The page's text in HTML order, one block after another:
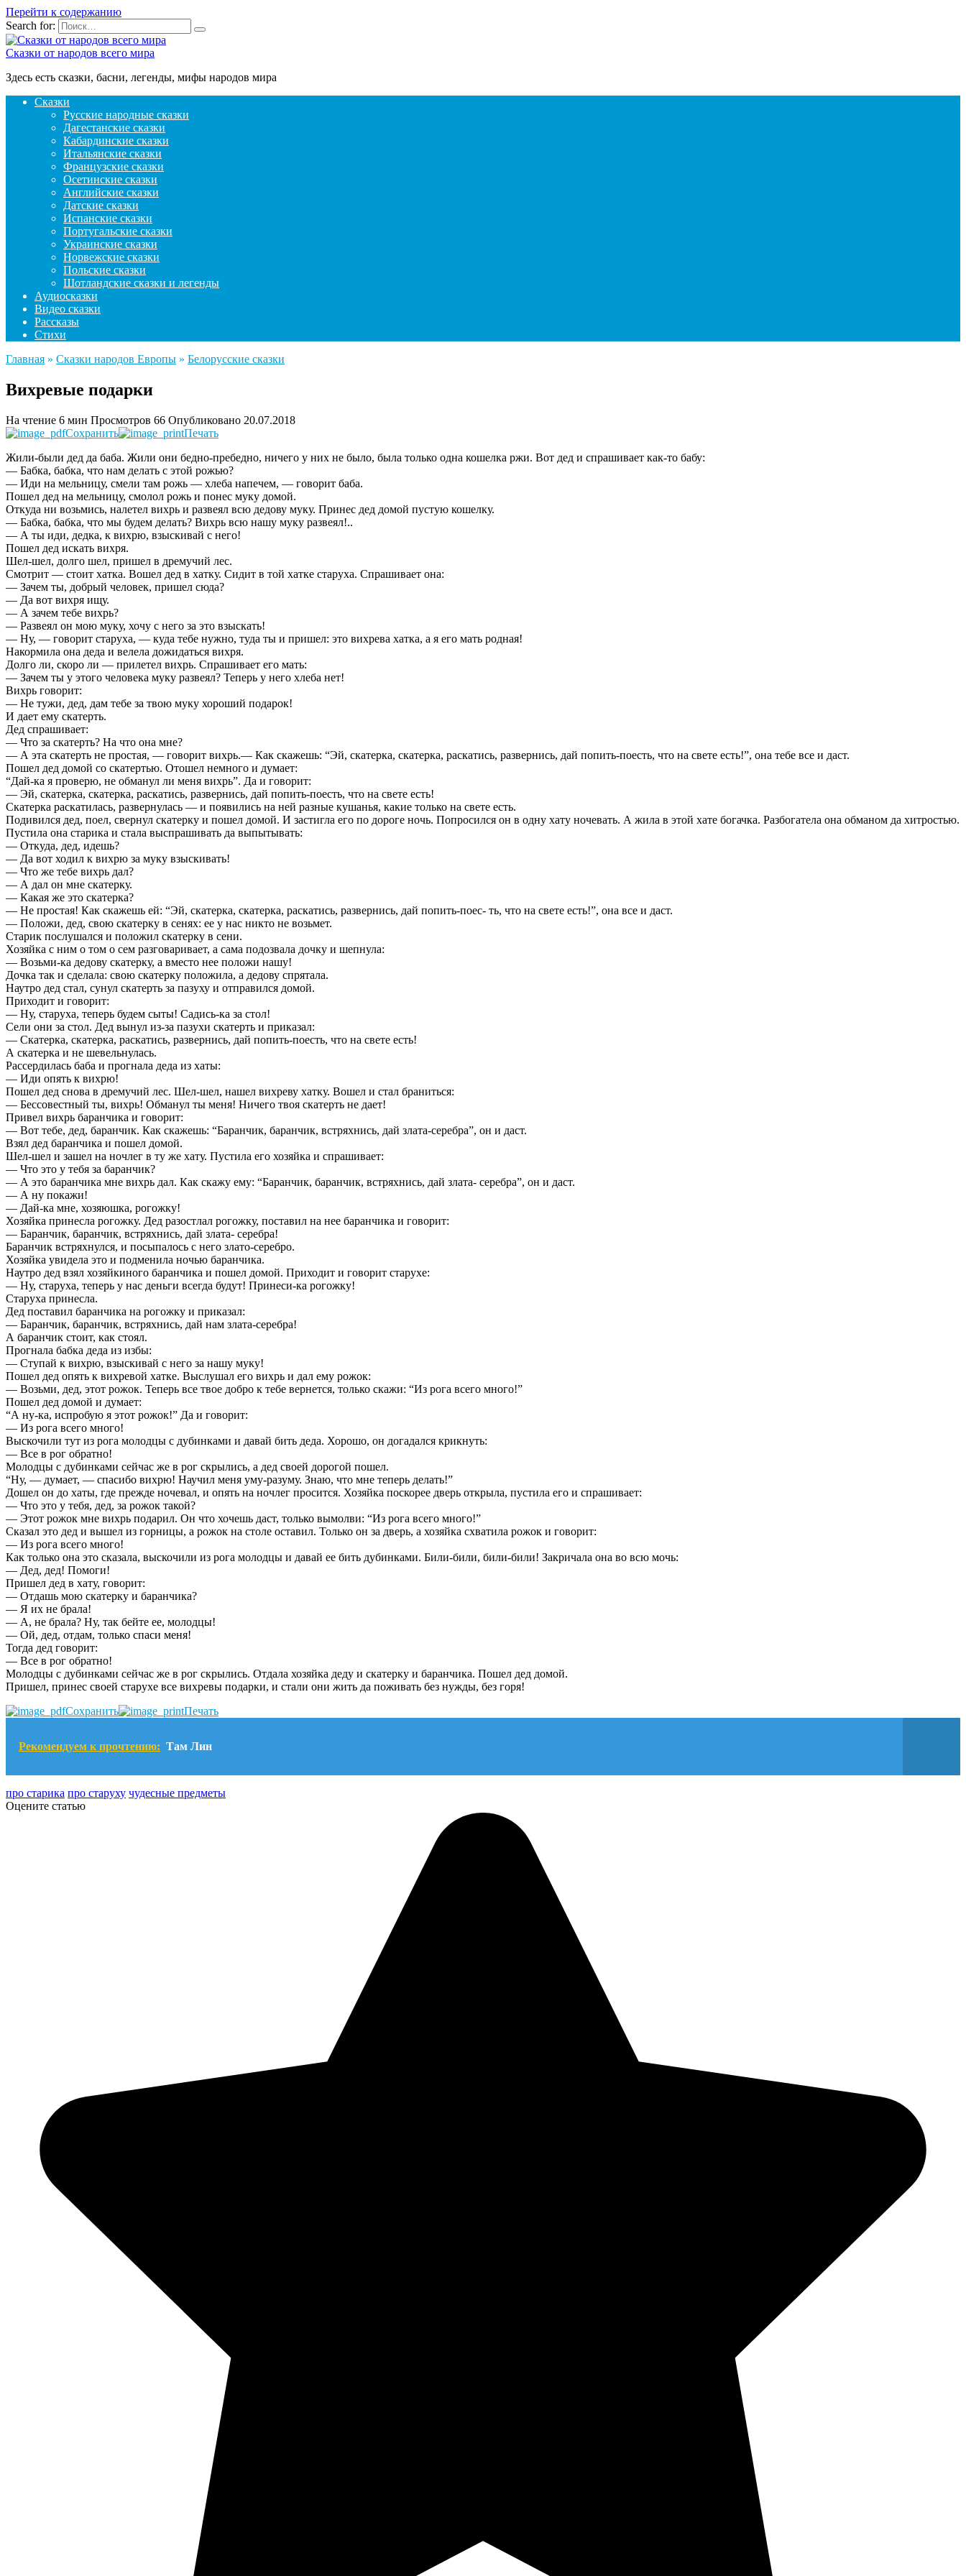
Перейти к содержанию
Search for:
Сказки от народов всего мира
Здесь есть сказки, басни, легенды, мифы народов мира
Сказки
Русские народные сказки
Дагестанские сказки
Кабардинские сказки
Итальянские сказки
Французские сказки
Осетинские сказки
Английские сказки
Датские сказки
Испанские сказки
Португальские сказки
Украинские сказки
Норвежские сказки
Польские сказки
Шотландские сказки и легенды
Аудиосказки
Видео сказки
Рассказы
Стихи
Главная » Сказки народов Европы » Белорусские сказки
Вихревые подарки
На чтение 6 мин Просмотров 66 Опубликовано 20.07.2018
Сохранить
Печать
Жили-были дед да баба. Жили они бедно-пребедно, ничего у них не было, была только одна кошелка ржи. Вот дед и спрашивает как-то бабу:
— Бабка, бабка, что нам делать с этой рожью?
— Иди на мельницу, смели там рожь — хлеба напечем, — говорит баба.
Пошел дед на мельницу, смолол рожь и понес муку домой.
Откуда ни возьмись, налетел вихрь и развеял всю дедову муку. Принес дед домой пустую кошелку.
— Бабка, бабка, что мы будем делать? Вихрь всю нашу муку развеял!..
— А ты иди, дедка, к вихрю, взыскивай с него!
Пошел дед искать вихря.
Шел-шел, долго шел, пришел в дремучий лес.
Смотрит — стоит хатка. Вошел дед в хатку. Сидит в той хатке старуха. Спрашивает она:
— Зачем ты, добрый человек, пришел сюда?
— Да вот вихря ищу.
— А зачем тебе вихрь?
— Развеял он мою муку, хочу с него за это взыскать!
— Ну, — говорит старуха, — куда тебе нужно, туда ты и пришел: это вихрева хатка, а я его мать родная!
Накормила она деда и велела дожидаться вихря.
Долго ли, скоро ли — прилетел вихрь. Спрашивает его мать:
— Зачем ты у этого человека муку развеял? Теперь у него хлеба нет!
Вихрь говорит:
— Не тужи, дед, дам тебе за твою муку хороший подарок!
И дает ему скатерть.
Дед спрашивает:
— Что за скатерть? На что она мне?
— А эта скатерть не простая, — говорит вихрь.— Как скажешь: “Эй, скатерка, скатерка, раскатись, развернись, дай попить-поесть, что на свете есть!”, она тебе все и даст.
Пошел дед домой со скатертью. Отошел немного и думает:
“Дай-ка я проверю, не обманул ли меня вихрь”. Да и говорит:
— Эй, скатерка, скатерка, раскатись, развернись, дай попить-поесть, что на свете есть!
Скатерка раскатилась, развернулась — и появились на ней разные кушанья, какие только на свете есть.
Подивился дед, поел, свернул скатерку и пошел домой. И застигла его по дороге ночь. Попросился он в одну хату ночевать. А жила в этой хате богачка. Разбогатела она обманом да хитростью.
Пустила она старика и стала выспрашивать да выпытывать:
— Откуда, дед, идешь?
— Да вот ходил к вихрю за муку взыскивать!
— Что же тебе вихрь дал?
— А дал он мне скатерку.
— Какая же это скатерка?
— Не простая! Как скажешь ей: “Эй, скатерка, скатерка, раскатись, развернись, дай попить-поес- ть, что на свете есть!”, она все и даст.
— Положи, дед, свою скатерку в сенях: ее у нас никто не возьмет.
Старик послушался и положил скатерку в сени.
Хозяйка с ним о том о сем разговаривает, а сама подозвала дочку и шепнула:
— Возьми-ка дедову скатерку, а вместо нее положи нашу!
Дочка так и сделала: свою скатерку положила, а дедову спрятала.
Наутро дед стал, сунул скатерть за пазуху и отправился домой.
Приходит и говорит:
— Ну, старуха, теперь будем сыты! Садись-ка за стол!
Сели они за стол. Дед вынул из-за пазухи скатерть и приказал:
— Скатерка, скатерка, раскатись, развернись, дай попить-поесть, что на свете есть!
А скатерка и не шевельнулась.
Рассердилась баба и прогнала деда из хаты:
— Иди опять к вихрю!
Пошел дед снова в дремучий лес. Шел-шел, нашел вихреву хатку. Вошел и стал браниться:
— Бессовестный ты, вихрь! Обманул ты меня! Ничего твоя скатерть не дает!
Привел вихрь баранчика и говорит:
— Вот тебе, дед, баранчик. Как скажешь: “Баранчик, баранчик, встряхнись, дай злата-серебра”, он и даст.
Взял дед баранчика и пошел домой.
Шел-шел и зашел на ночлег в ту же хату. Пустила его хозяйка и спрашивает:
— Что это у тебя за баранчик?
— А это баранчика мне вихрь дал. Как скажу ему: “Баранчик, баранчик, встряхнись, дай злата- серебра”, он и даст.
— А ну покажи!
— Дай-ка мне, хозяюшка, рогожку!
Хозяйка принесла рогожку. Дед разостлал рогожку, поставил на нее баранчика и говорит:
— Баранчик, баранчик, встряхнись, дай злата- серебра!
Баранчик встряхнулся, и посыпалось с него злато-серебро.
Хозяйка увидела это и подменила ночью баранчика.
Наутро дед взял хозяйкиного баранчика и пошел домой. Приходит и говорит старухе:
— Ну, старуха, теперь у нас деньги всегда будут! Принеси-ка рогожку!
Старуха принесла.
Дед поставил баранчика на рогожку и приказал:
— Баранчик, баранчик, встряхнись, дай нам злата-серебра!
А баранчик стоит, как стоял.
Прогнала бабка деда из избы:
— Ступай к вихрю, взыскивай с него за нашу муку!
Пошел дед опять к вихревой хатке. Выслушал его вихрь и дал ему рожок:
— Возьми, дед, этот рожок. Теперь все твое добро к тебе вернется, только скажи: “Из рога всего много!”
Пошел дед домой и думает:
“А ну-ка, испробую я этот рожок!” Да и говорит:
— Из рога всего много!
Выскочили тут из рога молодцы с дубинками и давай бить деда. Хорошо, он догадался крикнуть:
— Все в рог обратно!
Молодцы с дубинками сейчас же в рог скрылись, а дед своей дорогой пошел.
“Ну, — думает, — спасибо вихрю! Научил меня уму-разуму. Знаю, что мне теперь делать!”
Дошел он до хаты, где прежде ночевал, и опять на ночлег просится. Хозяйка поскорее дверь открыла, пустила его и спрашивает:
— Что это у тебя, дед, за рожок такой?
— Этот рожок мне вихрь подарил. Он что хочешь даст, только вымолви: “Из рога всего много!”
Сказал это дед и вышел из горницы, а рожок на столе оставил. Только он за дверь, а хозяйка схватила рожок и говорит:
— Из рога всего много!
Как только она это сказала, выскочили из рога молодцы и давай ее бить дубинками. Били-били, били-били! Закричала она во всю мочь:
— Дед, дед! Помоги!
Пришел дед в хату, говорит:
— Отдашь мою скатерку и баранчика?
— Я их не брала!
— А, не брала? Ну, так бейте ее, молодцы!
— Ой, дед, отдам, только спаси меня!
Тогда дед говорит:
— Все в рог обратно!
Молодцы с дубинками сейчас же в рог скрылись. Отдала хозяйка деду и скатерку и баранчика. Пошел дед домой.
Пришел, принес своей старухе все вихревы подарки, и стали они жить да поживать без нужды, без горя!
Сохранить
Печать
Рекомендуем к прочтению: Там Лин
про старика про старуху чудесные предметы
Оцените статью